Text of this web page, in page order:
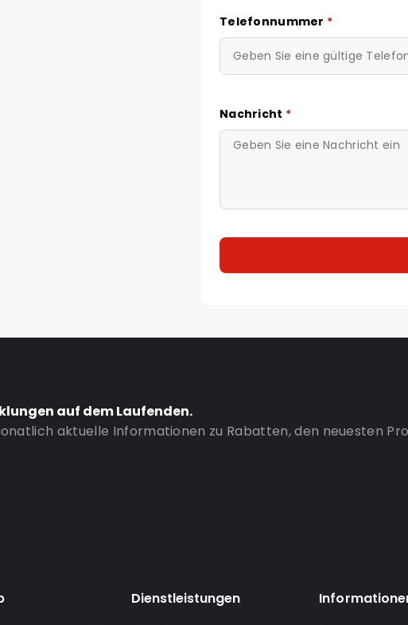
Telefonnummer *
Nachricht *
auf dem Laufenden.
aktuelle Informationen zu Rabatten, den neuesten
Dienstleistungen